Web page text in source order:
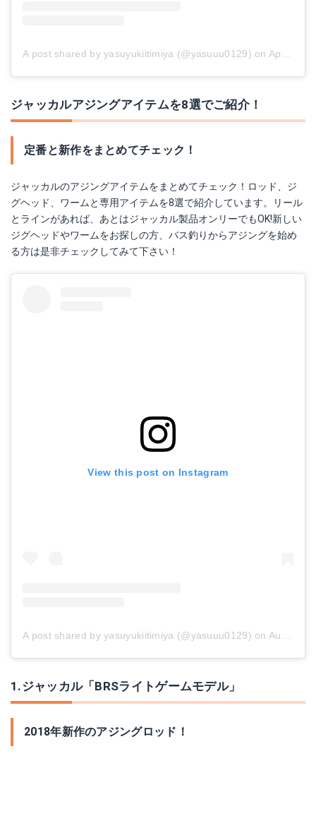
A post shared by yasuyukiitimiya (@yasuuu0129) onApr 22, 2017 at 4:16am PDT
ジャッカルアジングアイテムを8選でご紹介！
定番と新作をまとめてチェック！
ジャッカルのアジングアイテムをまとめてチェック！ロッド、ジ
グヘッド、ワームと専用アイテムを8選で紹介しています。リール
とラインがあれば、あとはジャッカル製品オンリーでもOK!新しい
ジグヘッドやワームをお探しの方、バス釣りからアジングを始め
る方は是非チェックしてみて下さい！
View this post on Instagram
A post shared by yasuyukiitimiya (@yasuuu0129) on Aug 1, 2018 at 4:00am PDT
1.ジャッカル「BRSライトゲームモデル」
2018年新作のアジングロッド！